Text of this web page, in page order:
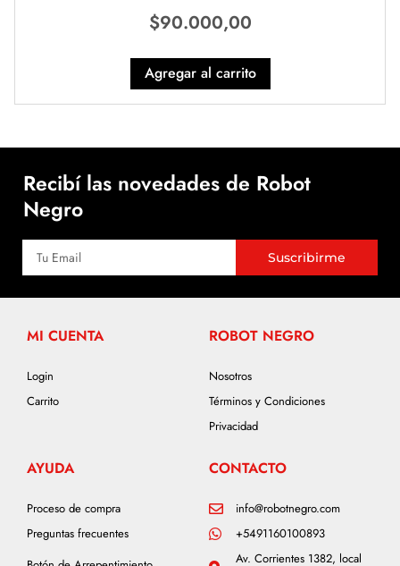
$90.000,00
Agregar al carrito
Recibí las novedades de Robot
Negro
Suscribirme
MI CUENTA
Login
Carrito
ROBOT NEGRO
Nosotros
Términos y Condiciones
Privacidad
AYUDA
Proceso de compra
Preguntas frecuentes
CONTACTO
info@robotnegro.com
+5491160100893
Av. Corrientes 1382, local